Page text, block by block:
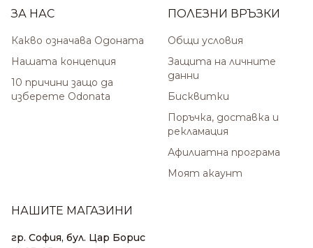
ЗА НАС
Какво означава Одоната
Нашата концепция
10 причини защо да
изберете Odonata
ПОЛЕЗНИ ВРЪЗКИ
Общи условия
Защита на личните
данни
Бисквитки
Поръчка, доставка и
рекламация
Афилиатна програма
Моят акаунт
НАШИТЕ МАГАЗИНИ
гр. София, бул. Цар Борис